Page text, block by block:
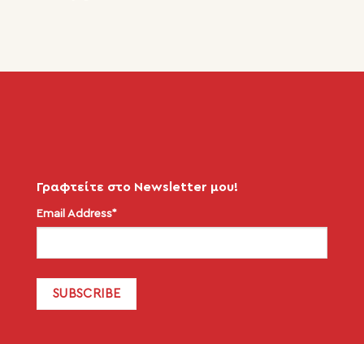
Γραφτείτε στο Newsletter μου!
Email Address*